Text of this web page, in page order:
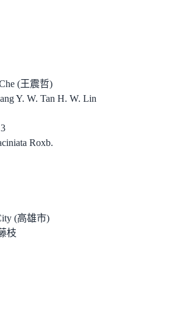
(王震哲)
Y. W. Tan H. W. Lin
Roxb.
(高雄市)
枝